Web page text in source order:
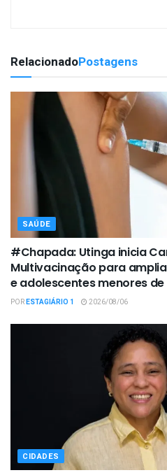
RelacionadoPostagens
SAÚDE
#Chapada: Utinga inicia
Multivacinação para
e adolescentes menores de
PORESTAGIÁRIO 1 2026/08/06
CIDADES